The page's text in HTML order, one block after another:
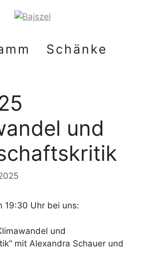
Schänke
und
19:30 Uhr bei uns:
und
mit Alexandra Schauer und